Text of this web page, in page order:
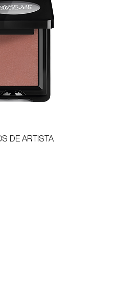
DE ARTISTA